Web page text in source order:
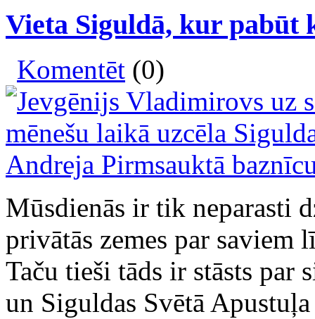
Vieta Siguldā, kur pabūt
Komentēt (0)
Mūsdienās ir tik neparasti
privātās zemes par
Taču tieši tāds ir stāsts
un Siguldas Svētā